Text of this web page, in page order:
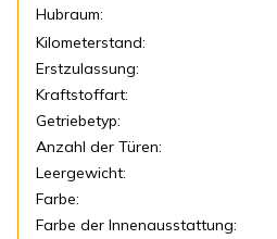
Hubraum:
Kilometerstand:
Erstzulassung:
Kraftstoffart:
Getriebetyp:
Anzahl der Türen:
Leergewicht:
Farbe:
Farbe der Innenausstattung: